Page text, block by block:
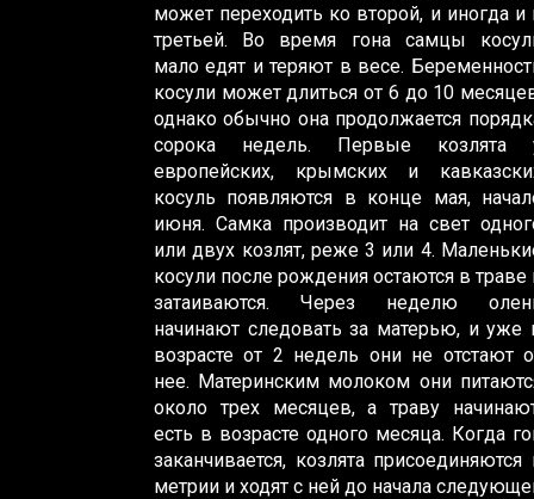
может переходить ко второй, и иногда и
третьей. Во время гона самцы
мало едят и теряют в весе.
косули может длиться от 6 до 10
однако обычно она продолжается
сорока недель. Первые козлята
европейских, крымских и
косуль появляются в конце мая,
июня. Самка производит на свет
или двух козлят, реже 3 или 4.
косули после рождения остаются в траве
затаиваются. Через неделю
начинают следовать за матерью, и уже
возрасте от 2 недель они не отстают
нее. Материнским молоком они
около трех месяцев, а траву
есть в возрасте одного месяца. Когда
заканчивается, козлята присоединяются
метрии и ходят с ней до начала